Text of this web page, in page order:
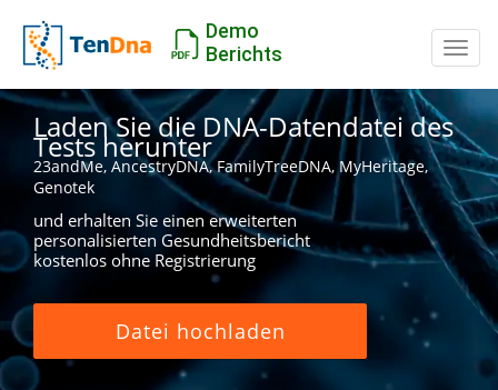
Demo
Berichts
Laden Sie die DNA-Datendatei des
Tests herunter
23andMe, AncestryDNA, FamilyTreeDNA, MyHeritage,
Genotek
und erhalten Sie einen erweiterten
personalisierten Gesundheitsbericht
kostenlos ohne Registrierung
Datei hochladen